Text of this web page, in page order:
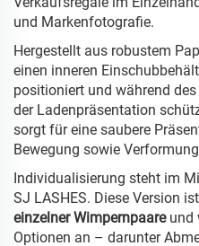
und Markenfotografie.
Hergestellt aus robustem
einen inneren
positioniert und während
der Ladenpräsentation
sorgt für eine saubere
Bewegung sowie
Individualisierung steht im
SJ LASHES. Diese Version
einzelner Wimpernpaare und
Optionen an – darunter